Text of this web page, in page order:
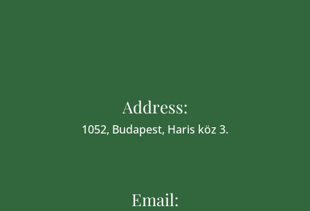
Address:
1052, Budapest, Haris köz 3.
Email: